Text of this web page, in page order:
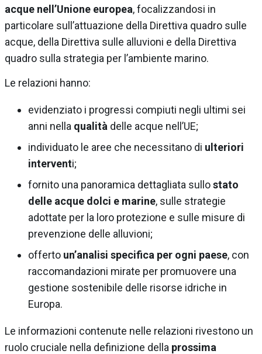
acque nell’Unione europea, focalizzandosi in
particolare sull’attuazione della Direttiva quadro sulle
acque, della Direttiva sulle alluvioni e della Direttiva
quadro sulla strategia per l’ambiente marino.
Le relazioni hanno:
evidenziato i progressi compiuti negli ultimi sei
anni nella qualità delle acque nell’UE;
individuato le aree che necessitano di ulteriori
interventi;
fornito una panoramica dettagliata sullostato
delle acque dolci e marine, sulle strategie
adottate per la loro protezione e sulle misure di
prevenzione delle alluvioni;
offerto un’analisi specifica per ogni paese, con
raccomandazioni mirate per promuovere una
gestione sostenibile delle risorse idriche in
Europa.
Le informazioni contenute nelle relazioni rivestono un
ruolo cruciale nella definizione della prossima